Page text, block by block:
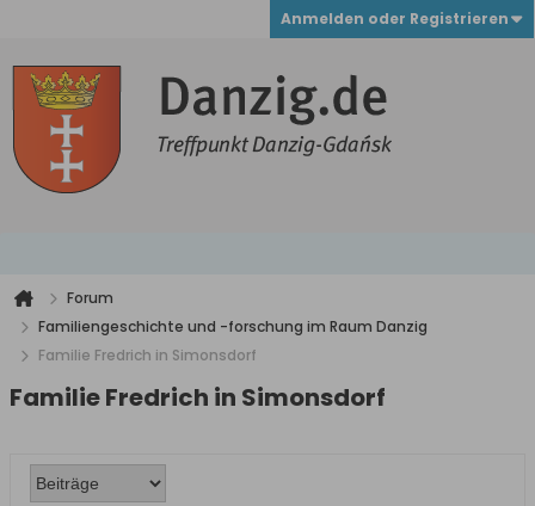
Anmelden oder Registrieren
Forum
Familiengeschichte und -forschung im Raum Danzig
Familie Fredrich in Simonsdorf
Familie Fredrich in Simonsdorf